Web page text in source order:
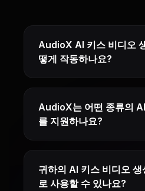
AudioX AI 키스 비디오
떻게 작동하나요?
AudioX는 어떤 종류의
를 지원하나요?
귀하의 AI 키스 비디오 생
로 사용할 수 있나요?